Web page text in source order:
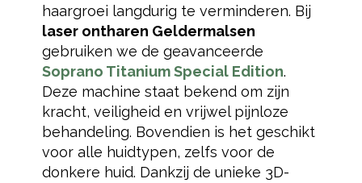
haargroei langdurig te verminderen. Bij
laser ontharen Geldermalsen
gebruiken we de geavanceerde
Soprano Titanium Special Edition.
Deze machine staat bekend om zijn
kracht, veiligheid en vrijwel pijnloze
behandeling. Bovendien is het geschikt
voor alle huidtypen, zelfs voor de
donkere huid. Dankzij de unieke 3D-